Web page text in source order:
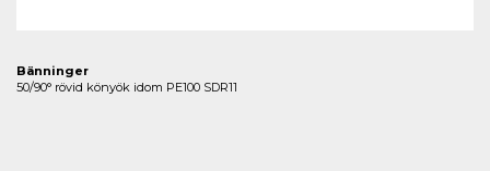
Bänninger
50/90° rövid könyök idom PE100 SDR11